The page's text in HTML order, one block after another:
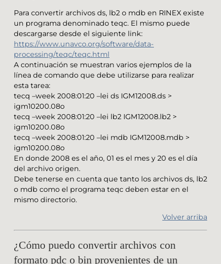
Para convertir archivos ds, lb2 o mdb en RINEX existe
un programa denominado teqc. El mismo puede
descargarse desde el siguiente link:
https://www.unavco.org/software/data-
processing/teqc/teqc.html
A continuación se muestran varios ejemplos de la
línea de comando que debe utilizarse para realizar
esta tarea:
tecq –week 2008:01:20 –lei ds IGM12008.ds >
igm10200.08o
tecq –week 2008:01:20 –lei lb2 IGM12008.lb2 >
igm10200.08o
tecq –week 2008:01:20 –lei mdb IGM12008.mdb >
igm10200.08o
En donde 2008 es el año, 01 es el mes y 20 es el día
del archivo origen.
Debe tenerse en cuenta que tanto los archivos ds, lb2
o mdb como el programa teqc deben estar en el
mismo directorio.
Volver arriba
¿Cómo puedo convertir archivos con
formato pdc o bin provenientes de un